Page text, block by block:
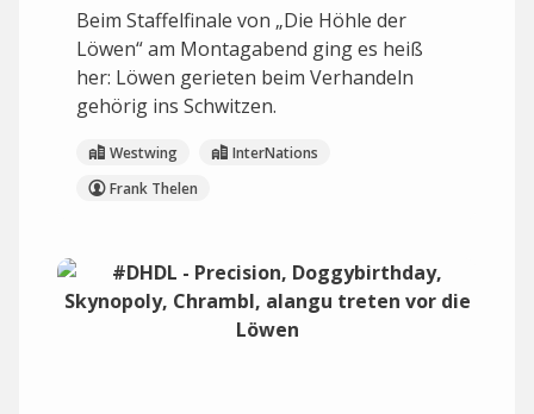
Beim Staffelfinale von „Die Höhle der
Löwen“ am Montagabend ging es heiß
her: Löwen gerieten beim Verhandeln
gehörig ins Schwitzen.
Westwing
InterNations
Frank Thelen